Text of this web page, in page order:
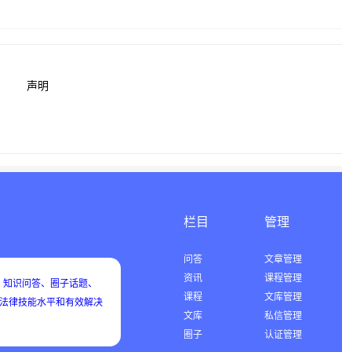
声明
问答、圈子话题、
律技能水平和有效解决
栏目
问答
资讯
课程
文库
圈子
管理
文章管理
课程管理
文库管理
私信管理
认证管理